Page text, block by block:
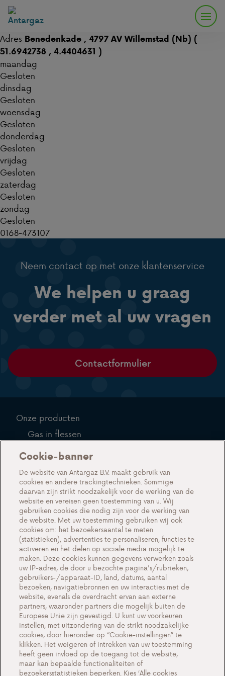
Adres Benedenkade , 4797 AV Willemstad (Nb) (
51.6942738 , 4.4404631 )
maandag
Gesloten
dinsdag
Gesloten
woensdag
Gesloten
donderdag
Gesloten
vrijdag
Gesloten
zaterdag
Gesloten
zondag
Gesloten
0168-473107
Neem contact op met onze klantenservice
We helpen u graag
verder met al uw vragen
Contactformulier
Onze producten
Gas in flessen
Gas in tanks
Over ons
Acties
Events
Werken bij Antargaz
Veelgestelde vragen
Contact
Cookie-instellingen
Cookiebeleid
Privacyverklaring
Contact
Belangrijke documenten
Cookie-banner
De website van Antargaz B.V. maakt gebruik van
cookies en andere trackingtechnieken. Sommige
daarvan zijn strikt noodzakelijk voor de werking van de
website en vereisen geen toestemming van u. Wij
gebruiken cookies die nodig zijn voor de werking van
de website. Met uw toestemming gebruiken wij ook
cookies om: het bezoekersaantal te meten
(statistieken), advertenties te personaliseren, functies te
activeren en het delen op sociale media mogelijk te
maken. Deze cookies kunnen gegevens verwerken zoals
uw IP-adres, de door u bezochte pagina's/rubrieken,
gebruikers-/apparaat-ID, land, datums, aantal
bezoeken, navigatiebronnen en uw interacties met de
website, evenals de overdracht ervan aan externe
partners, waaronder partners die mogelijk buiten de
Europese Unie zijn gevestigd. U kunt uw voorkeuren
instellen, met uitzondering van de strikt noodzakelijke
cookies, door hieronder op “Cookie-instellingen” te
klikken. Het weigeren of intrekken van uw toestemming
heeft geen invloed op de toegang tot de website,
maar kan bepaalde functionaliteiten of
bezoekersstatistieken beperken. Kies ‘Alle cookies